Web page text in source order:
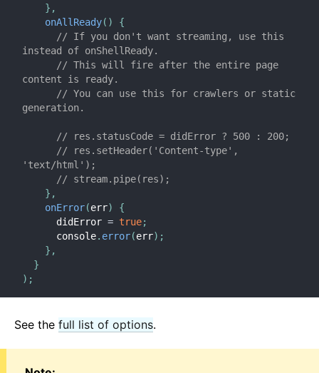
} ,
onAllReady( )
{
// If you don't want streaming, use this
instead of onShellReady.
// This will fire after the entire page
content is ready.
// You can use this for crawlers or static
generation.
// res.statusCode = didError ? 500 : 200;
// res.setHeader('Content-type',
'text/html');
// stream.pipe(res);
} ,
onError(err)
{
      didError
= true;
      console
. error(err) ;
} ,
}
) ;
See the full list of options.
Komponens állapot
Stílusozás és CSS
Fájlstruktúra
Verziószabályok
Virtuális DOM és belső jellemzők